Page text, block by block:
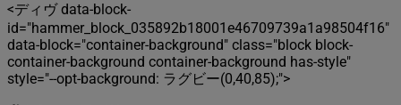
<ディヴ data-block-
id="hammer_block_035892b18001e46709739a1a98504f16"
data-block="container-background" class="block block-
container-background container-background has-style"
style="--opt-background: ラグビー(0,40,85);">